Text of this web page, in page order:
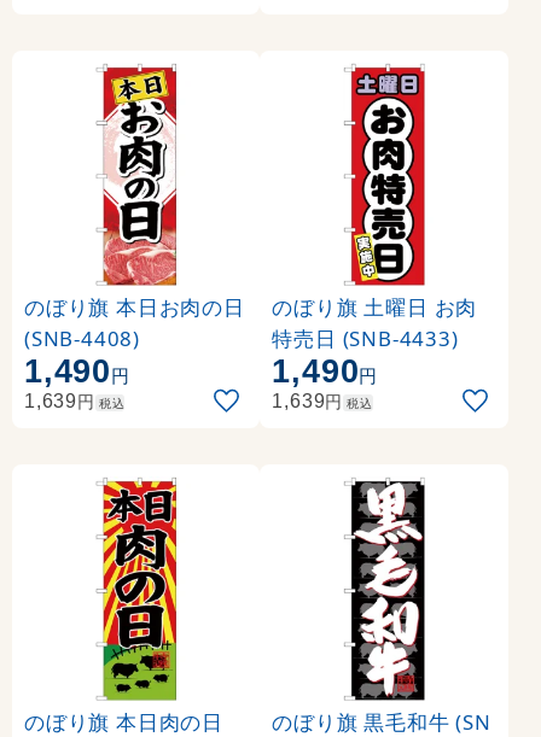
のぼり旗 本日お肉の日
(SNB-4408)
1,490円
1,639円 税込
のぼり旗 土曜日 お肉
特売日 (SNB-4433)
1,490円
1,639円 税込
のぼり旗 本日肉の日
のぼり旗 黒毛和牛 (SN